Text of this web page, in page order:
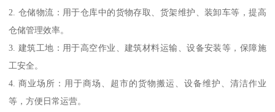
2. 仓储物流：用于仓库中的货物存取、货架维护、装卸车等，提高
仓储管理效率。
3. 建筑工地：用于高空作业、建筑材料运输、设备安装等，保障施
工安全。
4. 商业场所：用于商场、超市的货物搬运、设备维护、清洁作业
等，方便日常运营。